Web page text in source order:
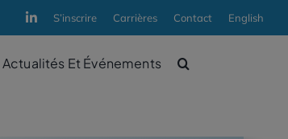
S’inscrire Carrières Contact English
Actualités Et Événements